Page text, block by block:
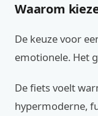
Waarom
De keuze voor
emotionele. Het
De fiets voelt
hypermoderne,